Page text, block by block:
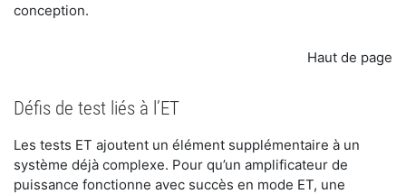
conception.
Haut de page
Défis de test liés à l’ET
Les tests ET ajoutent un élément supplémentaire à un
système déjà complexe. Pour qu’un amplificateur de
puissance fonctionne avec succès en mode ET, une